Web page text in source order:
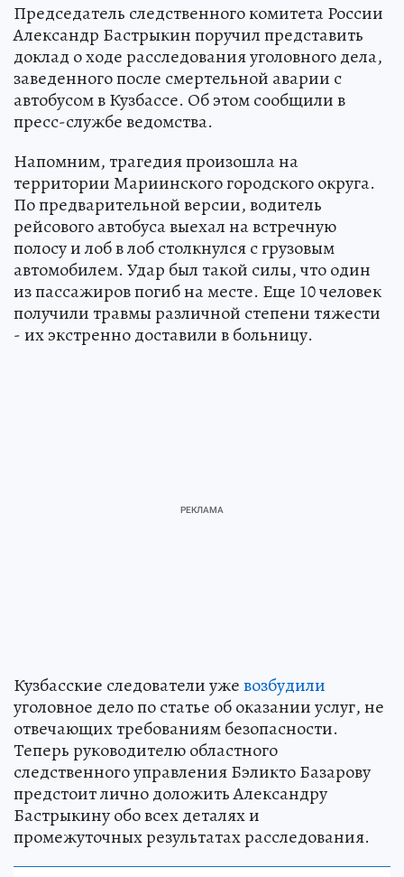
Председатель следственного комитета России
Александр Бастрыкин поручил представить
доклад о ходе расследования уголовного дела,
заведенного после смертельной аварии с
автобусом в Кузбассе. Об этом сообщили в
пресс-службе ведомства.
Напомним, трагедия произошла на
территории Мариинского городского округа.
По предварительной версии, водитель
рейсового автобуса выехал на встречную
полосу и лоб в лоб столкнулся с грузовым
автомобилем. Удар был такой силы, что один
из пассажиров погиб на месте. Еще 10 человек
получили травмы различной степени тяжести
- их экстренно доставили в больницу.
Кузбасские следователи ужевозбудили
уголовное дело по статье об оказании услуг, не
отвечающих требованиям безопасности.
Теперь руководителю областного
следственного управления Бэликто Базарову
предстоит лично доложить Александру
Бастрыкину обо всех деталях и
промежуточных результатах расследования.